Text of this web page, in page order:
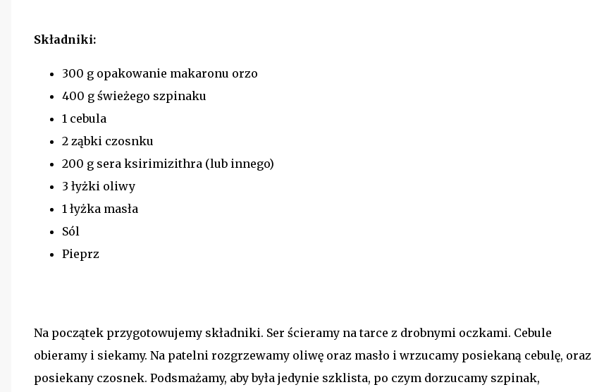
Składniki:
300 g opakowanie makaronu orzo
400 g świeżego szpinaku
1 cebula
2 ząbki czosnku
200 g sera ksirimizithra (lub innego)
3 łyżki oliwy
1 łyżka masła
Sól
Pieprz
Na początek przygotowujemy składniki. Ser ścieramy na tarce z drobnymi oczkami. Cebule
obieramy i siekamy. Na patelni rozgrzewamy oliwę oraz masło i wrzucamy posiekaną cebulę, oraz
posiekany czosnek. Podsmażamy, aby była jedynie szklista, po czym dorzucamy szpinak,